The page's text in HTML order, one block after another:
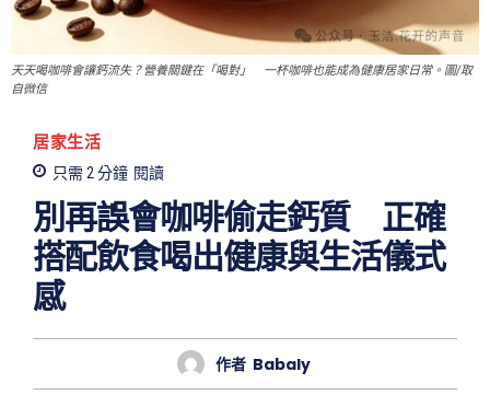
天天喝咖啡會讓鈣流失？營養關鍵在「喝對」 一杯咖啡也能成為健康居家日常。圖/取
自微信
居家生活
只需 2分鐘 閱讀
別再誤會咖啡偷走鈣質 正確
搭配飲食喝出健康與生活儀式
感
作者 Babaly